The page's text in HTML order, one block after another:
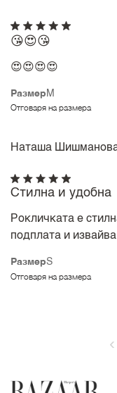
Размер M
Отговаря на размера
😘😍😘
😍😍😍😍
Наташа
РазмерS
Отговаря на размера
Стилна и удобна
Рокличката е
подплата и
‹